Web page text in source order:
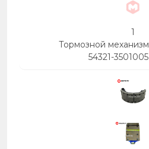
1
Тормозной механизм
54321-3501005